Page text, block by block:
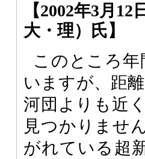
【2002年3月12日
大・理）氏】
このところ
いますが、距
河団よりも近
見つかりませ
がれている超